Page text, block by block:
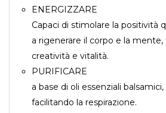
ENERGIZZARE
Capaci di stimolare la positività
a rigenerare il corpo e la mente,
creatività e vitalità.
PURIFICARE
a base di oli essenziali
facilitando la respirazione.